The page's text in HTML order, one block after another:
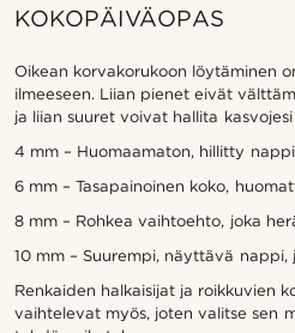
KOKOPÄIVÄOPAS
Oikean korvakorukoon löytäminen
ilmeeseen. Liian pienet eivät
ja liian suuret voivat hallita
4 mm – Huomaamaton, hillitty
6 mm – Tasapainoinen koko,
8 mm – Rohkea vaihtoehto, joka
10 mm – Suurempi, näyttävä nappi,
Renkaiden halkaisijat ja roikkuvien
vaihtelevat myös, joten valitse sen